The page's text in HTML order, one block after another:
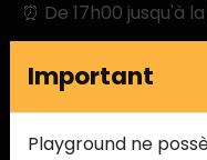
⏰ De 17h00 jusqu'à
semaine.
Important
Playground ne
Cette